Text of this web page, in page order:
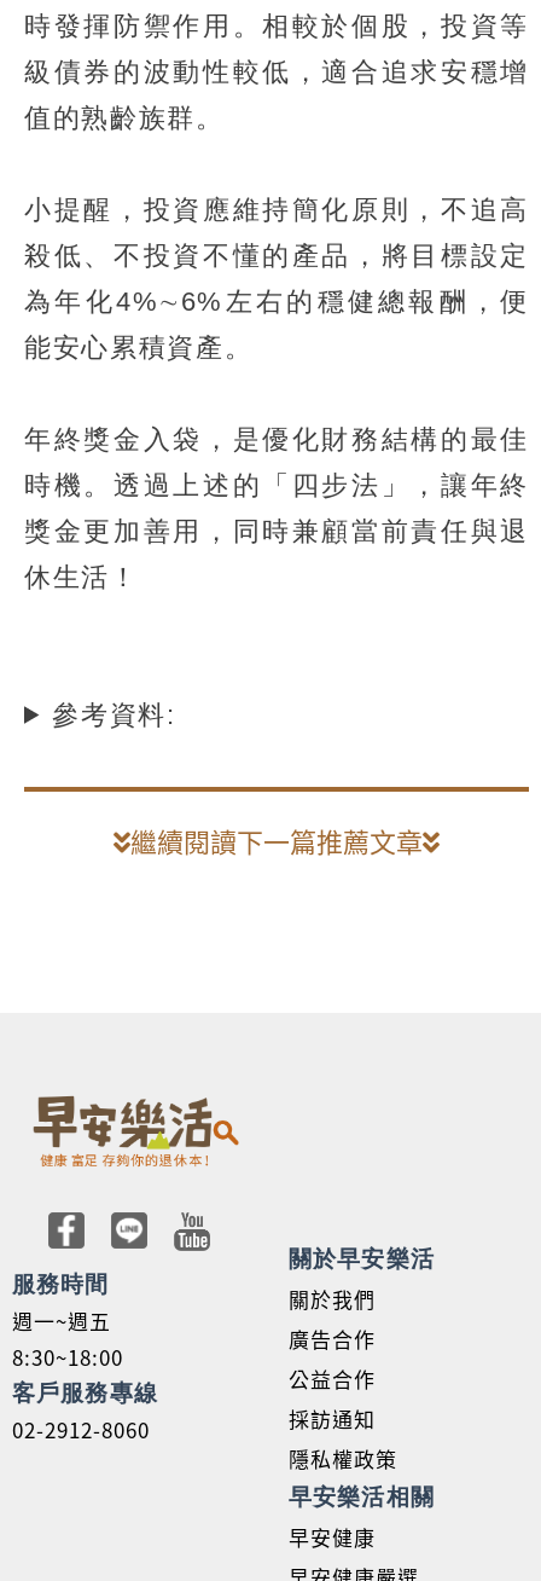
時發揮防禦作用。相較於個股，投資等
級債券的波動性較低，適合追求安穩增
值的熟齡族群。
小提醒，投資應維持簡化原則，不追高
殺低、不投資不懂的產品，將目標設定
為年化4%∼6%左右的穩健總報酬，便
能安心累積資產。
年終獎金入袋，是優化財務結構的最佳
時機。透過上述的「四步法」，讓年終
獎金更加善用，同時兼顧當前責任與退
休生活！
參考資料:
繼續閱讀下一篇推薦文章
服務時間
週一~週五
8:30~18:00
客戶服務專線
02-2912-8060
關於早安樂活
關於我們
廣告合作
公益合作
採訪通知
隱私權政策
早安樂活相關
早安健康